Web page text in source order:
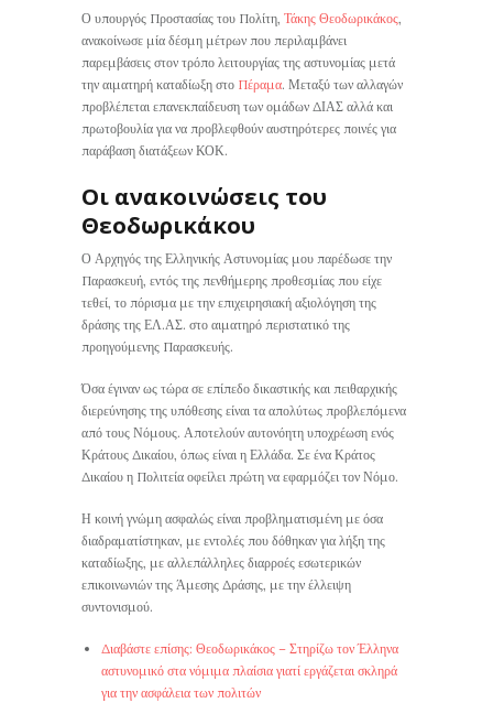
Ο υπουργός Προστασίας του Πολίτη, Τάκης Θεοδωρικάκος
ανακοίνωσε μία δέσμη μέτρων που περιλαμβάνει
παρεμβάσεις στον τρόπο λειτουργίας της αστυνομίας μετά
την αιματηρή καταδίωξη στο Πέραμα. Μεταξύ των αλλαγών
προβλέπεται επανεκπαίδευση των ομάδων ΔΙΑΣ αλλά και
πρωτοβουλία για να προβλεφθούν αυστηρότερες ποινές για
παράβαση διατάξεων ΚΟΚ.
Οι ανακοινώσεις του
Θεοδωρικάκου
Ο Αρχηγός της Ελληνικής Αστυνομίας μου παρέδωσε την
Παρασκευή, εντός της πενθήμερης προθεσμίας που είχε
τεθεί, το πόρισμα με την επιχειρησιακή αξιολόγηση της
δράσης της ΕΛ.ΑΣ. στο αιματηρό περιστατικό της
προηγούμενης Παρασκευής.
Όσα έγιναν ως τώρα σε επίπεδο δικαστικής και πειθαρχικής
διερεύνησης της υπόθεσης είναι τα απολύτως προβλεπόμενα
από τους Νόμους. Αποτελούν αυτονόητη υποχρέωση ενός
Κράτους Δικαίου, όπως είναι η Ελλάδα. Σε ένα Κράτος
Δικαίου η Πολιτεία οφείλει πρώτη να εφαρμόζει τον Νόμο.
Η κοινή γνώμη ασφαλώς είναι προβληματισμένη με όσα
διαδραματίστηκαν, με εντολές που δόθηκαν για λήξη της
καταδίωξης, με αλλεπάλληλες διαρροές εσωτερικών
επικοινωνιών της Άμεσης Δράσης, με την έλλειψη
συντονισμού.
Διαβάστε επίσης: Θεοδωρικάκος – Στηρίζω τον Έλληνα
αστυνομικό στα νόμιμα πλαίσια γιατί εργάζεται σκληρά
για την ασφάλεια των πολιτών